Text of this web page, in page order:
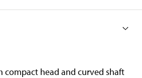
compact head and curved shaft